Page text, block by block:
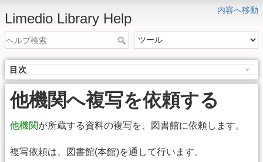
内容へ移動
Limedio Library Help
目次
他機関へ複写を依頼する
他機関が所蔵する資料の複写を、図書館に依頼します。
複写依頼は、図書館(本館)を通して行います。